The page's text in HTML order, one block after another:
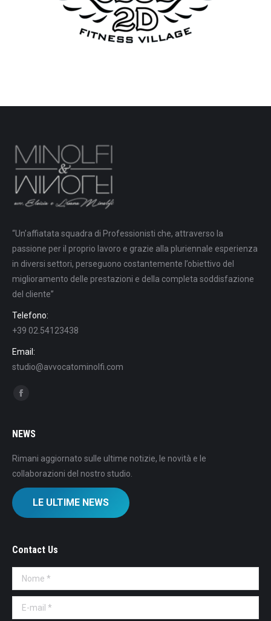
“Un’affiatata squadra di Professionisti che, attraverso la
passione per il proprio lavoro e grazie alla pluriennale esperienza
in diversi settori, perseguono costantemente l’obiettivo del
miglioramento delle prestazioni e della completa soddisfazione
del cliente”
Telefono:
+39 02.54123438
Email:
studio@avvocatominolfi.com
Find us on:
NEWS
Rimani aggiornato sulle ultime notizie, le novità e le
collaborazioni del nostro studio.
LE ULTIME NEWS
Contact Us
Nome *
E-mail *